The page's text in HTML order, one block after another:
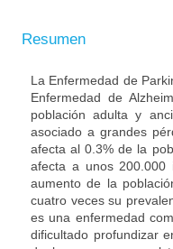
Resumen
La Enfermedad de
Enfermedad de
población adulta y
asociado a grandes
afecta al 0.3% de la
afecta a unos 200.000
aumento de la
cuatro veces su
es una enfermedad
dificultado profundizar